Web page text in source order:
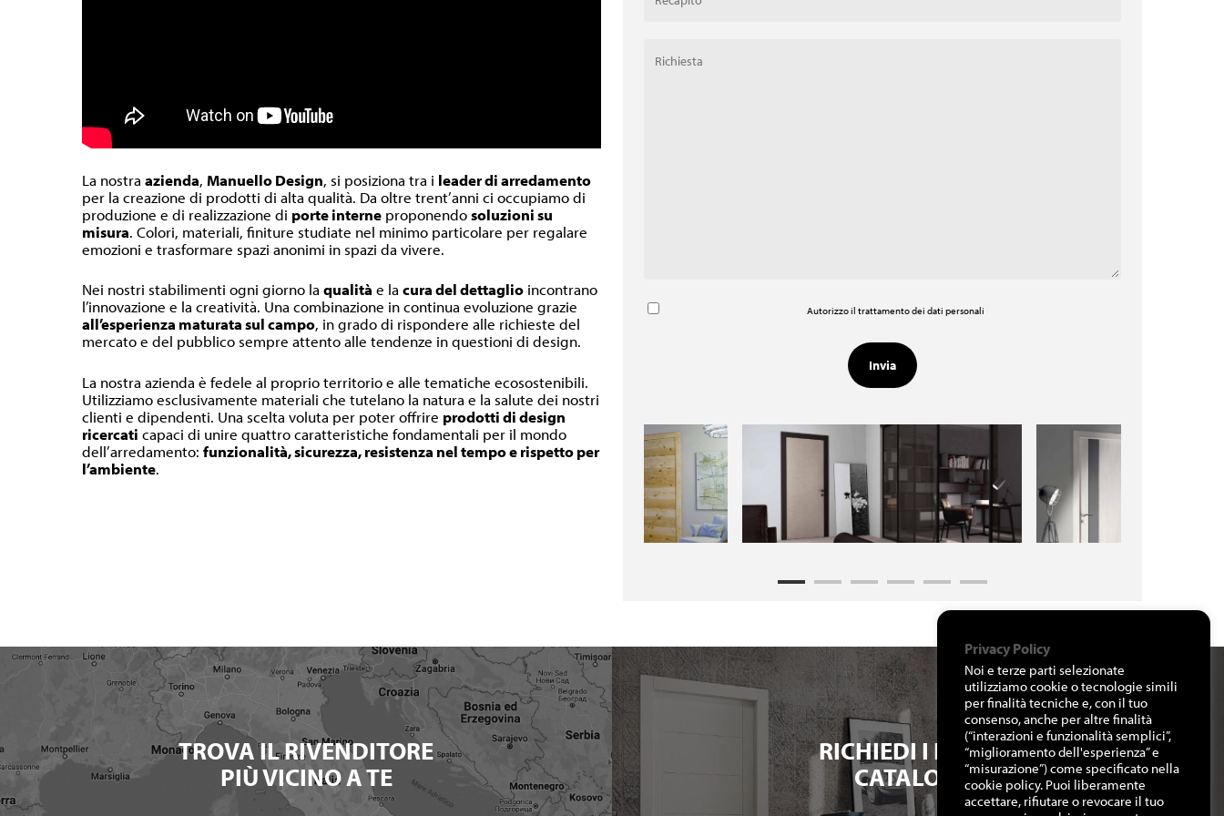
La nostraazienda, Manuello Design, si posiziona tra i leader di arredamento
per la creazione di prodotti di alta qualità. Da oltre trent’anni ci occupiamo di
produzione e di realizzazione di porte interne proponendosoluzioni su
misura. Colori, materiali, finiture studiate nel minimo particolare per regalare
emozioni e trasformare spazi anonimi in spazi da vivere.
Nei nostri stabilimenti ogni giorno laqualità e lacura del dettaglio incontrano
l’innovazione e la creatività. Una combinazione in continua evoluzione grazie
all’esperienza maturata sul campo, in grado di rispondere alle richieste del
mercato e del pubblico sempre attento alle tendenze in questioni di design.
La nostra azienda è fedele al proprio territorio e alle tematiche ecosostenibili.
Utilizziamo esclusivamente materiali che tutelano la natura e la salute dei nostri
clienti e dipendenti. Una scelta voluta per poter offrire prodotti di design
ricercati capaci di unire quattro caratteristiche fondamentali per il mondo
dell’arredamento:funzionalità, sicurezza, resistenza nel tempo e rispetto per
l’ambiente.
Autorizzo il trattamento dei dati personali
TROVA IL RIVENDITORE
PIÙ VICINO A TE
RICHIEDI I NOSTRI
CATALOGHI
Privacy Policy
Noi e terze parti selezionate
utilizziamo cookie o tecnologie simili
per finalità tecniche e, con il tuo
consenso, anche per altre finalità
(“interazioni e funzionalità semplici”,
“miglioramento dell'esperienza” e
“misurazione”) come specificato nella
cookie policy. Puoi liberamente
accettare, rifiutare o revocare il tuo